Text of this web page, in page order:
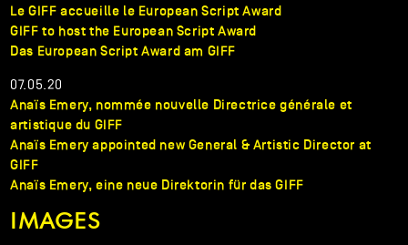
Le GIFF accueille le European Script Award
GIFF to host the European Script Award
Das European Script Award am GIFF
07.05.20
Anaïs Emery, nommée nouvelle Directrice générale et
artistique du GIFF
Anaïs Emery appointed new General & Artistic Director at
GIFF
Anaïs Emery, eine neue Direktorin für das GIFF
IMAGES